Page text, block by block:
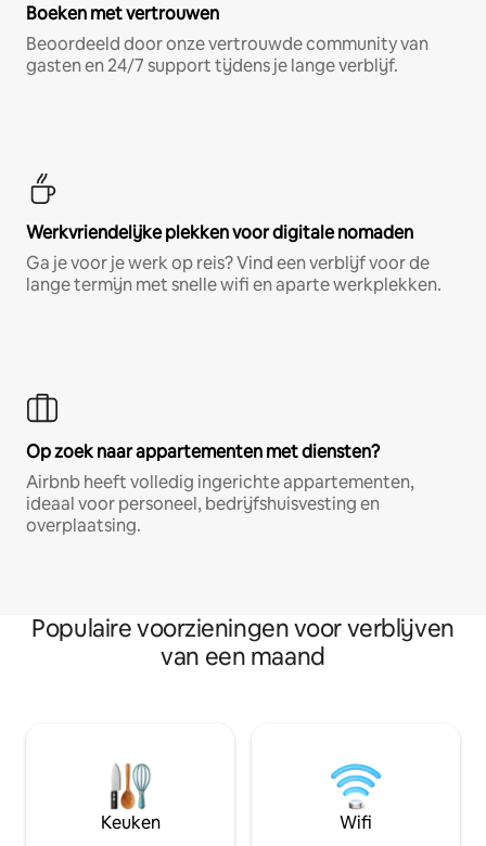
Boeken met vertrouwen
Beoordeeld door onze vertrouwde community van
gasten en 24/7 support tijdens je lange verblijf.
Werkvriendelijke plekken voor digitale nomaden
Ga je voor je werk op reis? Vind een verblijf voor de
lange termijn met snelle wifi en aparte werkplekken.
Op zoek naar appartementen met diensten?
Airbnb heeft volledig ingerichte appartementen,
ideaal voor personeel, bedrijfshuisvesting en
overplaatsing.
Populaire voorzieningen voor verblijven
van een maand
Keuken Wifi